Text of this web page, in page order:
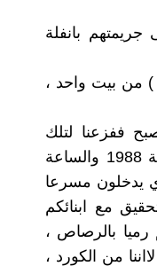
بانفلة
) من بيت واحد ،
ففزعنا لتلك
الطرقات الغريبة المفزعة وبرودة الجو لايحتمل ،كانت صباح سنة 1988 والساعة
يدخلون مسرعا
مع ابنائكم
رميا بالرصاص ،
من الكورد ،